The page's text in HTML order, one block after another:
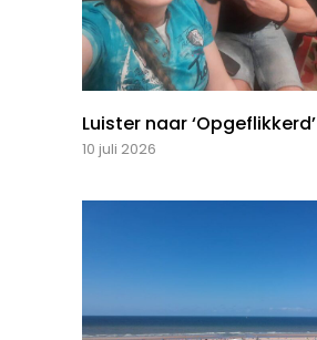
Luister naar ‘Opgeflikkerd’
10 juli 2026